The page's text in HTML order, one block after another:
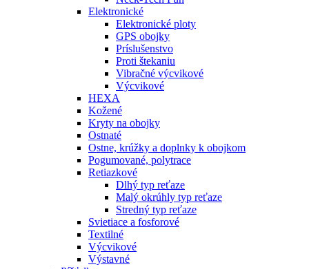
Elektronické
Elektronické ploty
GPS obojky
Príslušenstvo
Proti štekaniu
Vibračné výcvikové
Výcvikové
HEXA
Kožené
Kryty na obojky
Ostnaté
Ostne, krúžky a doplnky k obojkom
Pogumované, polytrace
Retiazkové
Dlhý typ reťaze
Malý okrúhly typ reťaze
Stredný typ reťaze
Svietiace a fosforové
Textilné
Výcvikové
Výstavné